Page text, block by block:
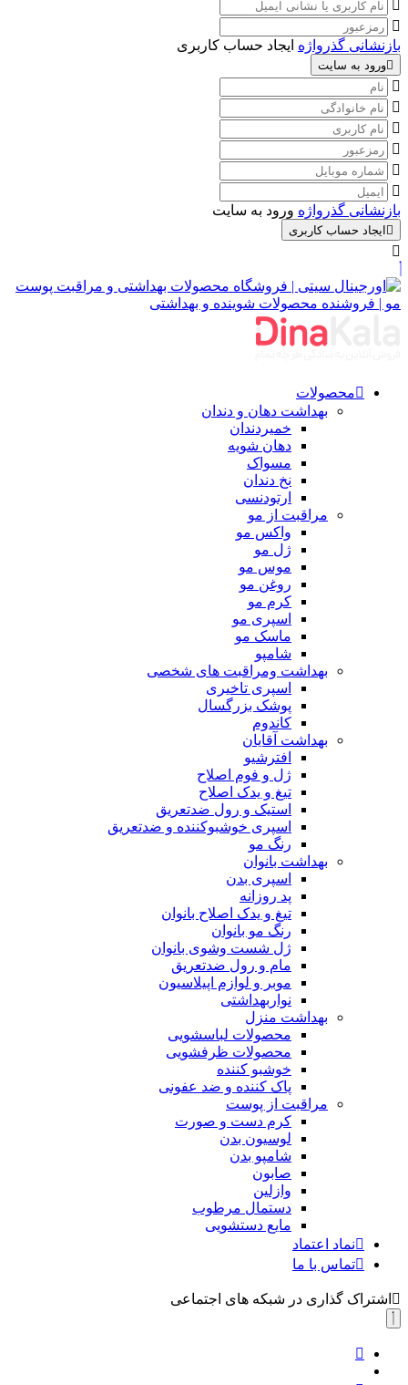
بازنشانی گذرواژه ایجاد حساب کاربری
ورود به سایت
بازنشانی گذرواژه ورود به سایت
ایجاد حساب کاربری
محصولات
بهداشت دهان و دندان
خمیردندان
دهان شویه
مسواک
نخ دندان
ارتودنسی
مراقبت از مو
واکس مو
ژل مو
موس مو
روغن مو
کرم مو
اسپری مو
ماسک مو
شامپو
بهداشت ومراقبت های شخصی
اسپری تاخیری
پوشک بزرگسال
کاندوم
بهداشت آقایان
افترشیو
ژل و فوم اصلاح
تیغ و یدک اصلاح
استیک و رول ضدتعریق
اسپری خوشبوکننده و ضدتعریق
رنگ مو
بهداشت بانوان
اسپری بدن
پد روزانه
تیغ و یدک اصلاح بانوان
رنگ مو بانوان
ژل شست وشوی بانوان
مام و رول ضدتعریق
موبر و لوازم اپیلاسیون
نواربهداشتی
بهداشت منزل
محصولات لباسشویی
محصولات ظرفشویی
خوشبو کننده
پاک کننده و ضد عفونی
مراقبت از پوست
کرم دست و صورت
لوسیون بدن
شامپو بدن
صابون
وازلین
دستمال مرطوب
مایع دستشویی
نماد اعتماد
تماس با ما
اشتراک گذاری در شبکه های اجتماعی